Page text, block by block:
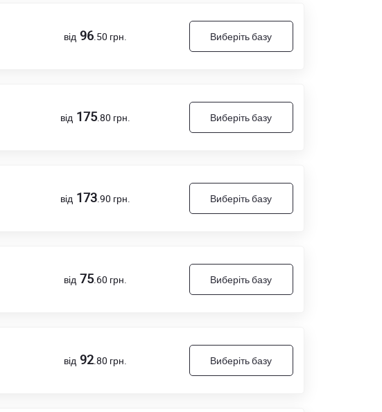
від 96.50 грн. Виберіть базу
від 175.80 грн. Виберіть базу
від 173.90 грн. Виберіть базу
від 75.60 грн. Виберіть базу
від 92.80 грн. Виберіть базу